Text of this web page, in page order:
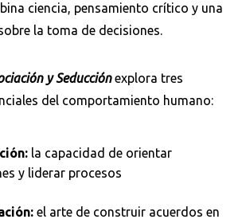
ciencia, pensamiento crítico y una
la toma de decisiones.
y Seducciónexplora tres
del comportamiento humano:
la capacidad de orientar
y liderar procesos
el arte de construir acuerdos en